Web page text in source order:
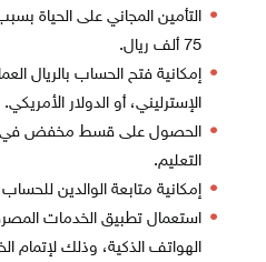
التأمين المجاني على الحياة
75 ألف ريال.
إمكانية فتح الحساب بالريال
الإسترليني، أو الدولار الأمريكي.
الحصول على قسط مخفض في
التعليم.
إمكانية متابعة الوالدين
استعمال تطبيق الخدمات
الهواتف الذكية، وذلك لإتمام